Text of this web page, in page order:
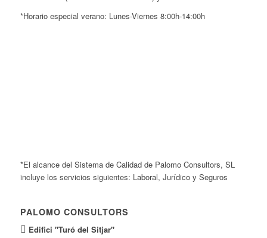
*Horario especial verano: Lunes-Viernes 8:00h-14:00h
*El alcance del Sistema de Calidad de Palomo Consultors, SL
incluye los servicios siguientes: Laboral, Jurídico y Seguros
PALOMO CONSULTORS
Edifici "Turó del Sitjar"